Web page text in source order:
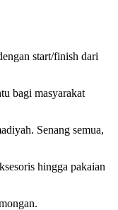
start/finish dari
bagi masyarakat
Senang semua,
hingga pakaian